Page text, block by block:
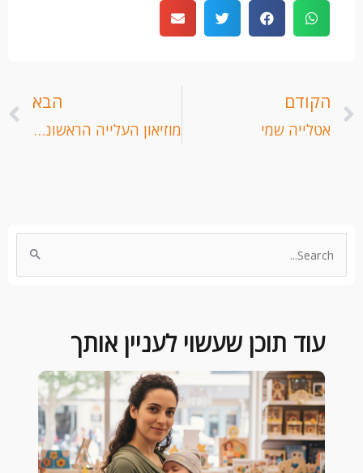
הקודם
אטלייה שמי
הבא
מוזיאון העלייה הראשונה זיכרון יעקוב
Search
for:
עוד תוכן שעשוי לעניין אותך